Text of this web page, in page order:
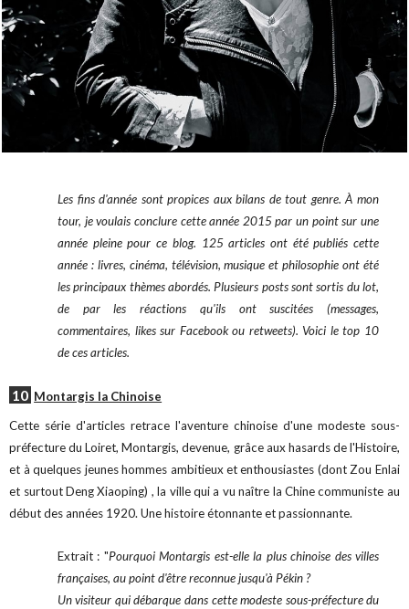
Les fins d'année sont propices aux bilans de tout genre. À mon
tour, je voulais conclure cette année 2015 par un point sur une
année pleine pour ce blog. 125 articles ont été publiés cette
année : livres, cinéma, télévision, musique et philosophie ont été
les principaux thèmes abordés. Plusieurs posts sont sortis du lot,
de par les réactions qu'ils ont suscitées (messages,
commentaires, likes sur Facebook ou retweets). Voici le top 10
de ces articles.
10 Montargis la Chinoise
Cette série d'articles retrace l'aventure chinoise d'une modeste sous-
préfecture du Loiret, Montargis, devenue, grâce aux hasards de l'Histoire,
et à quelques jeunes hommes ambitieux et enthousiastes (dont Zou Enlai
et surtout Deng Xiaoping) , la ville qui a vu naître la Chine communiste au
début des années 1920. Une histoire étonnante et passionnante.
Extrait : "Pourquoi Montargis est-elle la plus chinoise des villes
françaises, au point d'être reconnue jusqu'à Pékin ?
Un visiteur qui débarque dans cette modeste sous-préfecture du